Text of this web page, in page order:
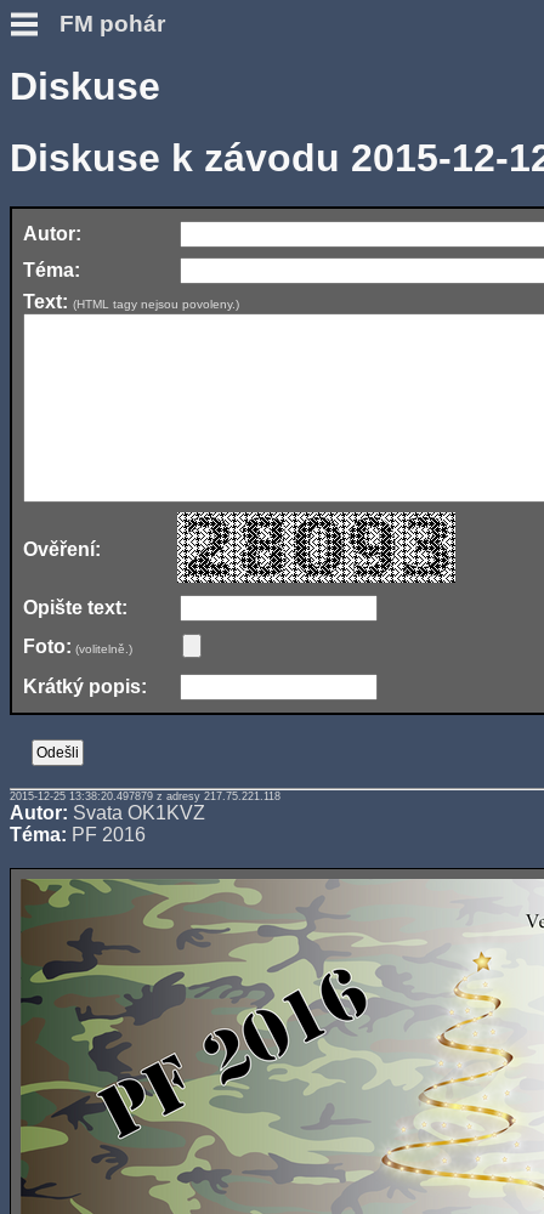
FM pohár
Diskuse
Diskuse k závodu 2015-12-
Autor:
Téma:
Text: (HTML tagy nejsou povoleny.)
Ověření:
Opište text:
Foto: (volitelně.)
Krátký popis:
2015-12-25 13:38:20.497879 z adresy 217.75.221.118
Autor: Svata OK1KVZ
Téma: PF 2016